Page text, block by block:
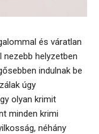
és váratlan
nezebb helyzetben
indulnak be
úgy
olyan krimit
minden krimi
néhány